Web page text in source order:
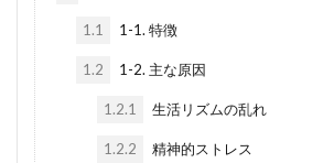
1.1 1-1. 特徴
1.2 1-2. 主な原因
1.2.1 生活リズムの乱れ
1.2.2 精神的ストレス